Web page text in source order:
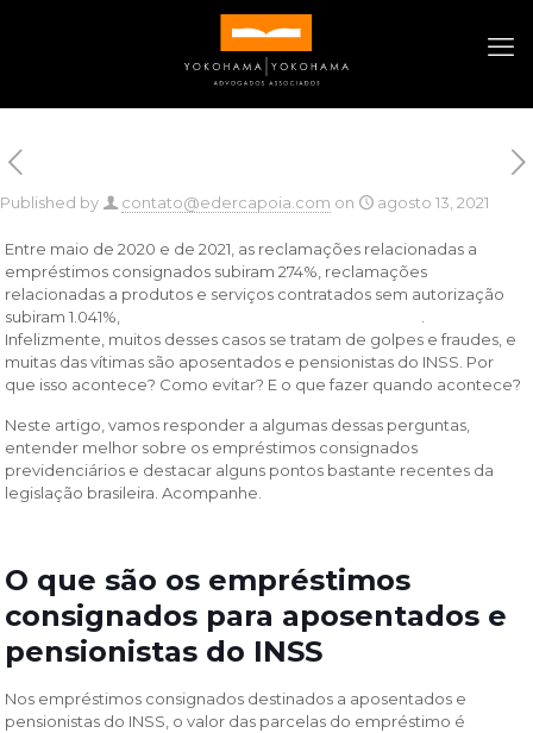
Published by contato@edercapoia.com on agosto 13, 2021
Entre maio de 2020 e de 2021, as reclamações relacionadas a
empréstimos consignados subiram 274%, reclamações
relacionadas a produtos e serviços contratados sem autorização
subiram 1.041%,
Infelizmente, muitos desses casos se tratam de golpes e fraudes, e
muitas das vítimas são aposentados e pensionistas do INSS. Por
que isso acontece? Como evitar? E o que fazer quando acontece?
Neste artigo, vamos responder a algumas dessas perguntas,
entender melhor sobre os empréstimos consignados
previdenciários e destacar alguns pontos bastante recentes da
legislação brasileira. Acompanhe.
O que são os empréstimos
consignados para aposentados e
pensionistas do INSS
Nos empréstimos consignados destinados a aposentados e
pensionistas do INSS, o valor das parcelas do empréstimo é